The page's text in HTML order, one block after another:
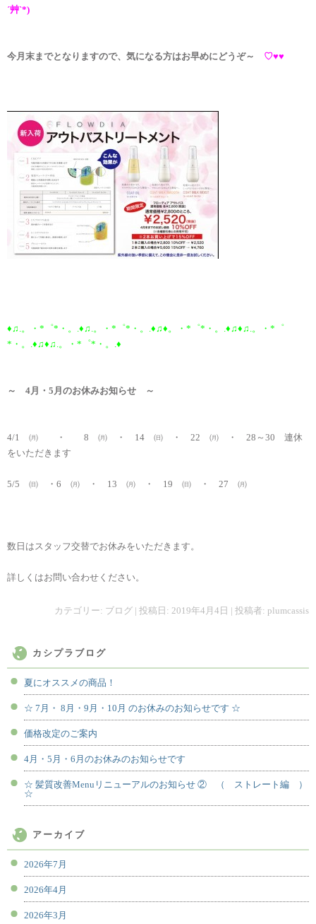
´艸`*)
今月末までとなりますので、気になる方はお早めにどうぞ～ ♡♥♥
♦♫.。・*゜*・。.♦♫.。・*゜*・。.♦♫♦。・*゜*・。.♦♫♦♫.。・*゜
*・。.♦♫♦♫.。・*゜*・。.♦
～ 4月・5月のお休みお知らせ ～
4/1 ㈪ ・ 8 ㈪ ・ 14 ㈰ ・ 22 ㈪ ・ 28～30 連休
をいただきます
5/5 ㈰ ・6 ㈪ ・ 13 ㈪ ・ 19 ㈰ ・ 27 ㈪
数日はスタッフ交替でお休みをいただきます。
詳しくはお問い合わせください。
カテゴリー: ブログ | 投稿日: 2019年4月4日 | 投稿者: plumcassis
カシプラブログ
夏にオススメの商品！
☆ 7月・ 8月・9月・10月 のお休みのお知らせです ☆
価格改定のご案内
4月・5月・6月のお休みのお知らせです
☆ 髪質改善Menuリニューアルのお知らせ ② （ ストレート編 ）
☆
アーカイブ
2026年7月
2026年4月
2026年3月